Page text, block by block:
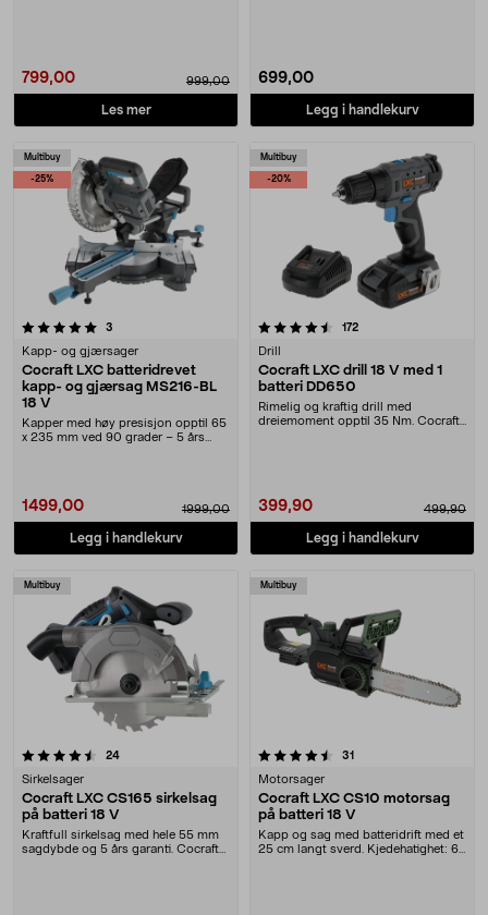
799,00 999,00
Les mer
699,00
Legg i handlekurv
Multibuy
-25%
3
Kapp- og gjærsager
Cocraft LXC batteridrevet
kapp- og gjærsag MS216-BL
18 V
Kapper med høy presisjon opptil 65
x 235 mm ved 90 grader – 5 års
1499,00 1999,00
Legg i handlekurv
Multibuy
-20%
4.5 av 5 stjerner 172anmeldelser
Drill
Cocraft LXC drill 18 V med 1
batteri DD650
Rimelig og kraftig drill med
dreiemoment opptil 35 Nm. Cocraft
399,90 499,90
Legg i handlekurv
Multibuy
24anmeldelser
Sirkelsager
Cocraft LXC CS165 sirkelsag
på batteri 18 V
Kraftfull sirkelsag med hele 55 mm
sagdybde og 5 års garanti. Cocraft
Multibuy
4.5 av 5 stjerner 31
Motorsager
Cocraft LXC CS10 motorsag
på batteri 18 V
Kapp og sag med batteridrift med et
25 cm langt sverd. Kjedehatighet: 6